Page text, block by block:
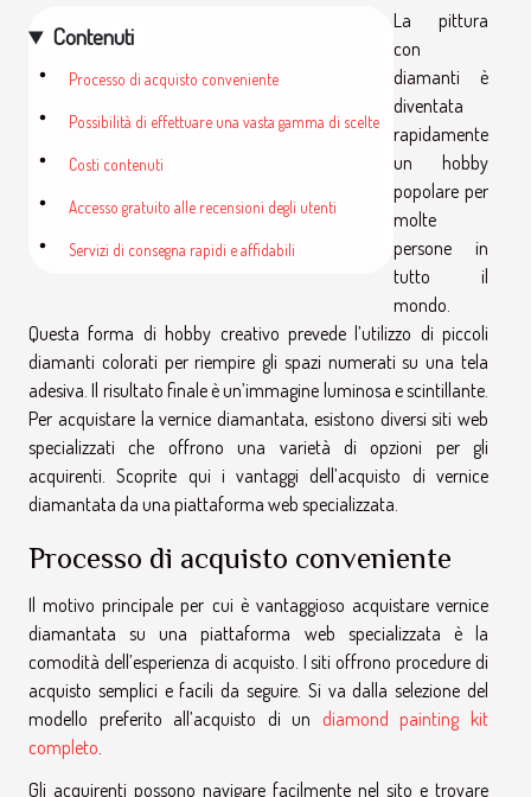
Contenuti
Processo di acquisto conveniente
Possibilità di effettuare una vasta gamma di scelte
Costi contenuti
Accesso gratuito alle recensioni degli utenti
Servizi di consegna rapidi e affidabili
La pittura
con
diamanti è
diventata
rapidamente
un hobby
popolare per
molte
persone in
tutto il
mondo.
Questa forma di hobby creativo prevede l’utilizzo di piccoli
diamanti colorati per riempire gli spazi numerati su una tela
adesiva. Il risultato finale è un’immagine luminosa e scintillante.
Per acquistare la vernice diamantata, esistono diversi siti web
specializzati che offrono una varietà di opzioni per gli
acquirenti. Scoprite qui i vantaggi dell’acquisto di vernice
diamantata da una piattaforma web specializzata.
Processo di acquisto conveniente
Il motivo principale per cui è vantaggioso acquistare vernice
diamantata su una piattaforma web specializzata è la
comodità dell’esperienza di acquisto. I siti offrono procedure di
acquisto semplici e facili da seguire. Si va dalla selezione del
modello preferito all’acquisto di un diamond painting kit
completo.
Gli acquirenti possono navigare facilmente nel sito e trovare